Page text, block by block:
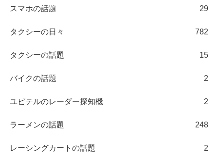
スマホの話題 29
タクシーの日々 782
タクシーの話題 15
バイクの話題 2
ユピテルのレーダー探知機 2
ラーメンの話題 248
レーシングカートの話題 2